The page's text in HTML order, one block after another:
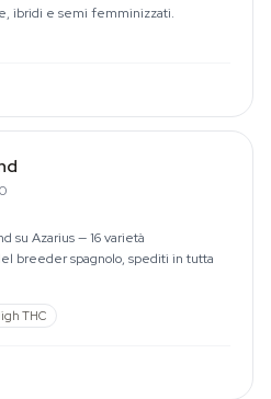
ibridi e semi femminizzati.
su Azarius — 16 varietà
breeder spagnolo, spediti in tutta
THC